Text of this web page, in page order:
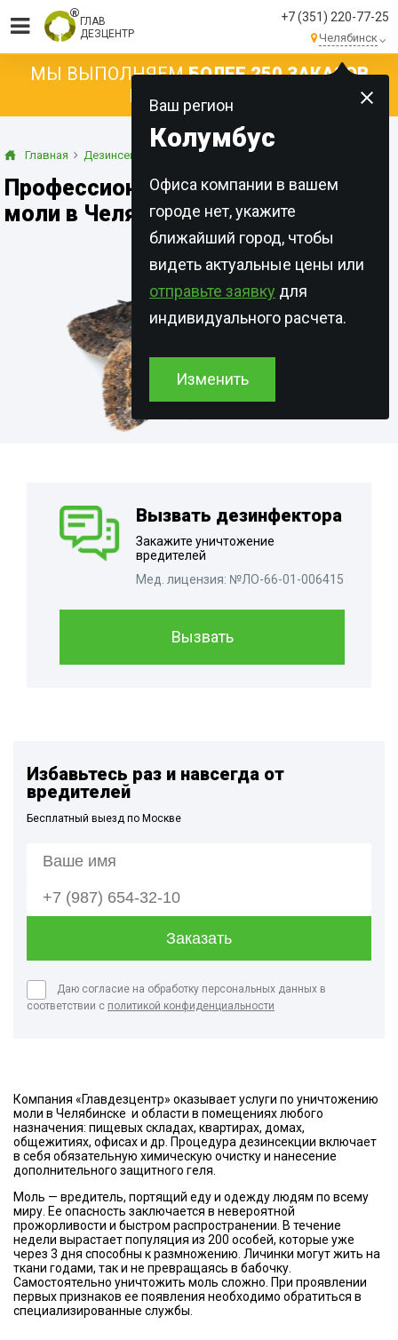
ГЛАВ
ДЕЗЦЕНТР
+7 (351) 220-77-25
Челябинск
Ваш регион
Колумбус
Офиса компании в вашем
городе нет, укажите
ближайший город, чтобы
видеть актуальные цены или
отправьте заявку для
индивидуального расчета.
Изменить
МЫ ВЫПОЛНЯЕМБОЛЕЕ 250 ЗАКАЗОВ
КАЖДЫЙ ДЕНЬ!
Главная Дезинсекция Моль
Профессиональное уничтожение
моли в Челябинске
Вызвать дезинфектора
Закажите уничтожение
вредителей
Мед. лицензия: №ЛО-66-01-006415
Вызвать
Избавьтесь раз и навсегда от
вредителей
Бесплатный выезд по Москве
Даю согласие на обработку персональных данных в
соответствии с политикой конфиденциальности
Компания «Главдезцентр» оказывает услуги по уничтожению
моли в Челябинске и области в помещениях любого
назначения: пищевых складах, квартирах, домах,
общежитиях, офисах и др. Процедура дезинсекции включает
в себя обязательную химическую очистку и нанесение
дополнительного защитного геля.
Моль — вредитель, портящий еду и одежду людям по всему
миру. Ее опасность заключается в невероятной
прожорливости и быстром распространении. В течение
недели вырастает популяция из 200 особей, которые уже
через 3 дня способны к размножению. Личинки могут жить на
ткани годами, так и не превращаясь в бабочку.
Самостоятельно уничтожить моль сложно. При проявлении
первых признаков ее появления необходимо обратиться в
специализированные службы.